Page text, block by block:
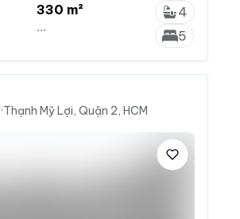
330 m²
...
4
5
·Thạnh Mỹ Lợi, Quận 2, HCM